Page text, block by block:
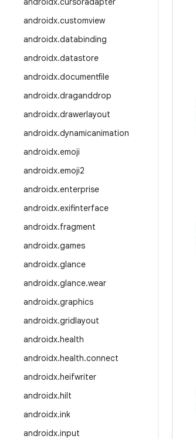
androidx.customview
androidx.databinding
androidx.datastore
androidx.documentfile
androidx.draganddrop
androidx.drawerlayout
androidx.dynamicanimation
androidx.emoji
androidx.emoji2
androidx.enterprise
androidx.exifinterface
androidx.fragment
androidx.games
androidx.glance
androidx.glance.wear
androidx.graphics
androidx.gridlayout
androidx.health
androidx.health.connect
androidx.heifwriter
androidx.hilt
androidx.ink
androidx.input